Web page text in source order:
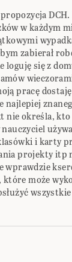
w każdym
zabierał
loguję się z
pracę
najlepiej
określa, kto
i karty
projekty itp
wprawdzie
może